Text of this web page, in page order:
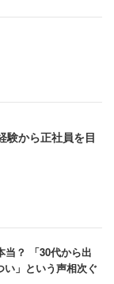
験から正社員を目
当？ 「30代から出
い」という声相次ぐ